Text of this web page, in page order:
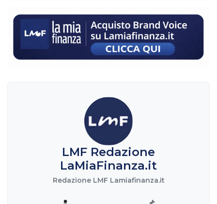
LMF Redazione
LaMiaFinanza.it
Redazione LMF Lamiafinanza.it